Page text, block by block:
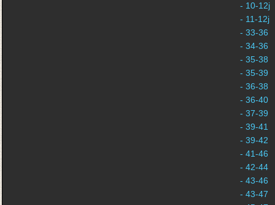
- 10-12j
- 11-12j
- 33-36
- 34-36
- 35-38
- 35-39
- 36-38
- 36-40
- 37-39
- 39-41
- 39-42
- 41-46
- 42-44
- 43-46
- 43-47